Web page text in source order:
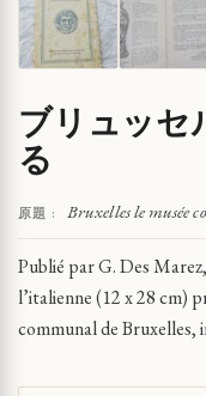
ブリュッセ
る
原題 : Bruxelles le musée
Publié par G. Des
l’italienne (12 x 28 cm)
communal de Bruxelles,